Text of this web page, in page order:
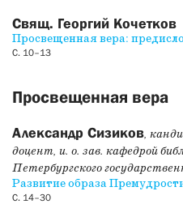
идей русских религиозных
первой трети XX века
«просвещенная вера»
со стремлением к всецелому
деятельности человека. В
исследуется бердяевская
свободы преображения
представляет собой поиск
актуальности критики
его концепции
Свящ. Георгий Кочетков
Просвещенная вера:
С. 10–13
Просвещенная вера
Александр Сизиков,
доцент, и. о. зав. кафедрой
Петербургского
Развитие образа
С. 14–30